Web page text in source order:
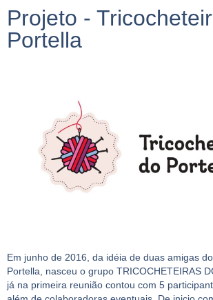
Projeto -
Portella
Em junho de 2016, da idéia de duas amigas
Portella, nasceu o grupo TRICOCHETEIRAS
já na primeira reunião contou com 5